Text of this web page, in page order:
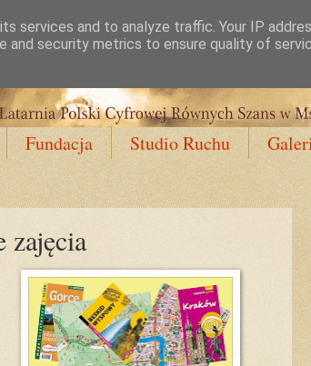
Fundacja Studio Ruchu
zajęcia
services and to analyze traffic. Your IP
and security metrics to ensure quality of